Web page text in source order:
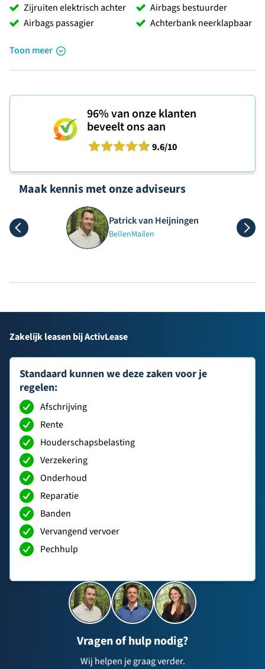
Zijruiten elektrisch achter
Airbags bestuurder
Airbags passagier
Achterbank neerklapbaar
Toon meer
96%van onze klanten
beveelt ons aan
9.6/10
Maak kennis met onze adviseurs
Patrick van Heijningen
BellenMailen
Zakelijk leasen bij ActivLease
Standaard kunnen we deze zaken voor je
regelen:
Afschrijving
Rente
Houderschapsbelasting
Verzekering
Onderhoud
Reparatie
Banden
Vervangend vervoer
Pechhulp
Vragen of hulp nodig?
Wij helpen je graag verder.